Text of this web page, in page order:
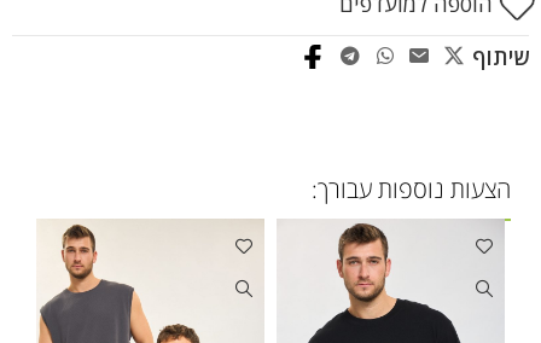
שיתוף
הצעות נוספות עבורך: